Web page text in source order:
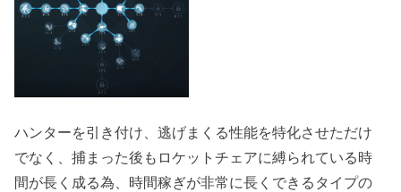
ハンターを引き付け、逃げまくる性能を特化させただけ
でなく、捕まった後もロケットチェアに縛られている時
間が長く成る為、時間稼ぎが非常に長くできるタイプの